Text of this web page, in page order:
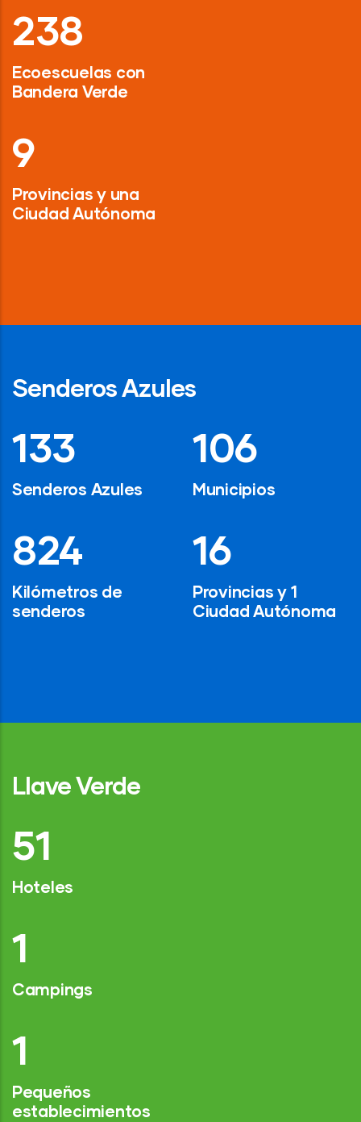
326
Ecoescuelas con
Bandera Verde
13
Provincias y una
Ciudad Autónoma
Senderos Azules
194
Senderos Azules
1,200
Kilómetros de
senderos
154
Municipios
24
Provincias y 1
Ciudad Autónoma
Llave Verde
76
Hoteles
2
Campings
1
Pequeños
establecimientos